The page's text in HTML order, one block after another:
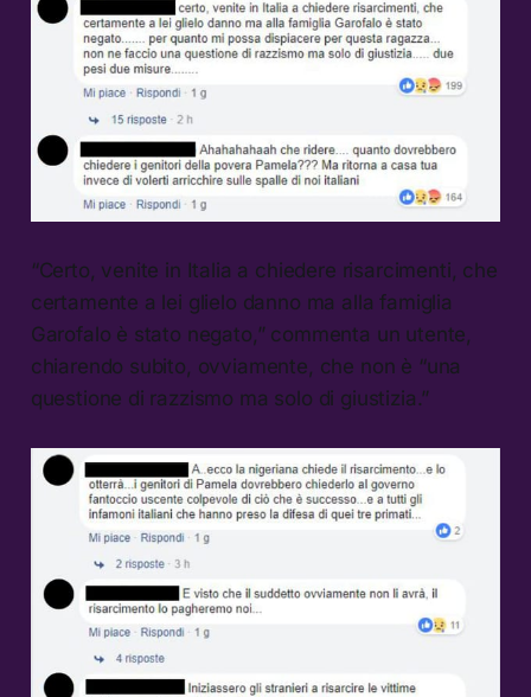
“Certo, venite in Italia a chiedere risarcimenti, che
certamente a lei glielo danno ma alla famiglia
Garofalo è stato negato,” commenta un utente,
chiarendo subito, ovviamente, che non è “una
questione di razzismo ma solo di giustizia.”